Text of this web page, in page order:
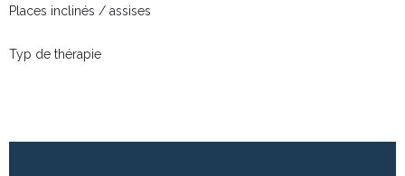
Places inclinés / assises
Typ de thérapie